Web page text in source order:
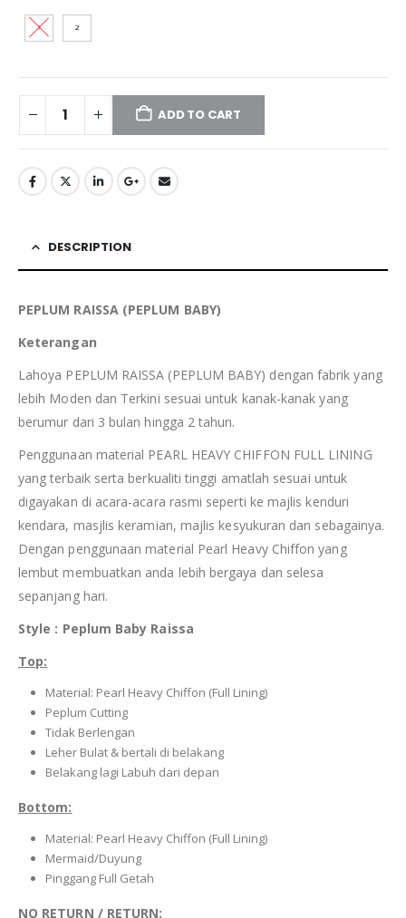
1 2
ADD TO CART
DESCRIPTION
PEPLUM RAISSA (PEPLUM BABY)
Keterangan
Lahoya PEPLUM RAISSA (PEPLUM BABY) dengan fabrik yang
lebih Moden dan Terkini sesuai untuk kanak-kanak yang
berumur dari 3 bulan hingga 2 tahun.
Penggunaan material PEARL HEAVY CHIFFON FULL LINING
yang terbaik serta berkualiti tinggi amatlah sesuai untuk
digayakan di acara-acara rasmi seperti ke majlis kenduri
kendara, masjlis keramian, majlis kesyukuran dan sebagainya.
Dengan penggunaan material Pearl Heavy Chiffon yang
lembut membuatkan anda lebih bergaya dan selesa
sepanjang hari.
Style : Peplum Baby Raissa
Top:
Material: Pearl Heavy Chiffon (Full Lining)
Peplum Cutting
Tidak Berlengan
Leher Bulat & bertali di belakang
Belakang lagi Labuh dari depan
Bottom:
Material: Pearl Heavy Chiffon (Full Lining)
Mermaid/Duyung
Pinggang Full Getah
NO RETURN / RETURN: